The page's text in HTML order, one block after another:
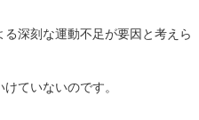
深刻な運動不足が要因と考えら
ていないのです。